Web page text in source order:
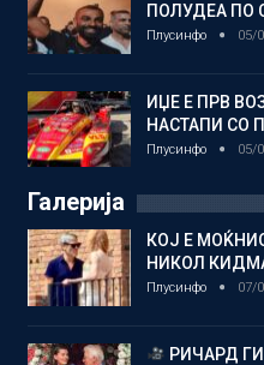
ПОЛУДЕА ПО
Плусинфо 05/
ИЏЕ Е ПРВ
НАСТАПИ СО
Плусинфо 05/
Галерија
КОЈ Е
НИКОЛ
Плусинфо 07/
РИЧАРД